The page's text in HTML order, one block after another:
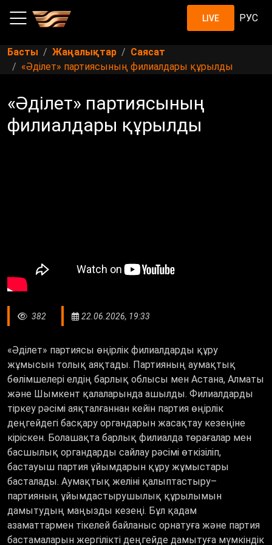
LIVE РУС
Басты Жаңалықтар
Саясат
«Әділет» партиясының филиалдары құрылды
«Әділет» партиясының
филиалдары құрылды
382 22.06.2026, 19:33
«Әділет» партиясы өңірлік филиалдарды құру
жұмысын толық аяқтады. Партияның аумақтық
бөлімшелері елдің барлық облысы мен Астана, Алматы
және Шымкент қалаларында ашылды. Филиалдарды
тіркеу рәсімі аяқталғаннан кейін партия өңірлік
деңгейдегі басқару органдарын жасақтау кезеңіне
кіріскен. Болашақта барлық филиалда төрағалар мен
басшылық органдарды сайлау рәсімі өткізіліп,
бастауыш партия ұйымдарын құру жұмыстары
басталады. Аумақтық желіні қалыптастыру–
партияның ұйымдастырушылық құрылымын
дамытудың маңызды кезеңі. Бұл қадам
азаматтармен тікелей байланыс орнатуға және партия
бастамаларын жергілікті деңгейде дамытуға мүмкіндік